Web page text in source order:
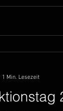
1 Min. Lesezeit